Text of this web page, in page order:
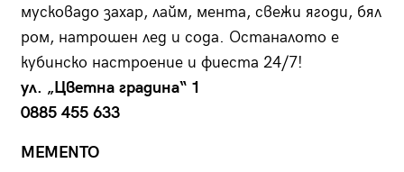
мусковадо захар, лайм, мента, свежи ягоди, бял
ром, натрошен лед и сода. Останалото е
кубинско настроение и фиеста 24/7!
ул. „Цветна градина“ 1
0885 455 633
MEMENTO